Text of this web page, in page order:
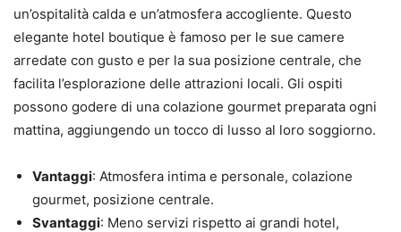
un’ospitalità calda e un’atmosfera accogliente. Questo
elegante hotel boutique è famoso per le sue camere
arredate con gusto e per la sua posizione centrale, che
facilita l’esplorazione delle attrazioni locali. Gli ospiti
possono godere di una colazione gourmet preparata ogni
mattina, aggiungendo un tocco di lusso al loro soggiorno.
Vantaggi: Atmosfera intima e personale, colazione
gourmet, posizione centrale.
Svantaggi: Meno servizi rispetto ai grandi hotel,